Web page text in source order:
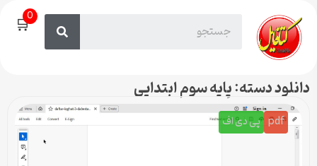
🛒0
دانلود دسته: پایه سوم ابتدایی
pdf پی دی اف